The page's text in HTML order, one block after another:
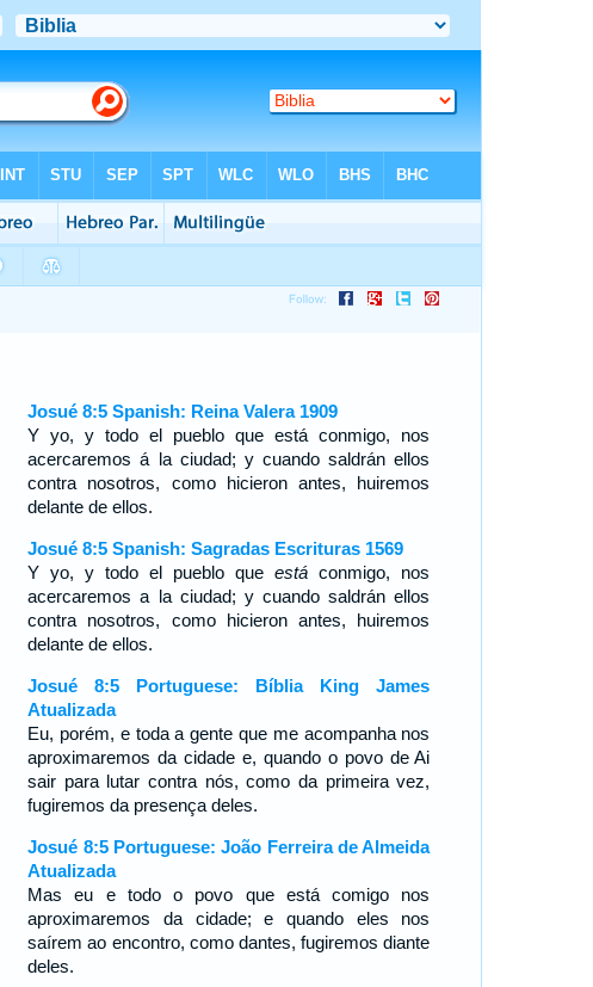
Josué 8:5 Spanish: Reina Valera 1909
Y yo, y todo el pueblo que está conmigo, nos
acercaremos á la ciudad; y cuando saldrán ellos
contra nosotros, como hicieron antes, huiremos
delante de ellos.
Josué 8:5 Spanish: Sagradas Escrituras 1569
Y yo, y todo el pueblo queestá conmigo, nos
acercaremos a la ciudad; y cuando saldrán ellos
contra nosotros, como hicieron antes, huiremos
delante de ellos.
Josué 8:5 Portuguese: Bíblia King James
Atualizada
Eu, porém, e toda a gente que me acompanha nos
aproximaremos da cidade e, quando o povo de Ai
sair para lutar contra nós, como da primeira vez,
fugiremos da presença deles.
Josué 8:5 Portuguese: João Ferreira de Almeida
Atualizada
Mas eu e todo o povo que está comigo nos
aproximaremos da cidade; e quando eles nos
saírem ao encontro, como dantes, fugiremos diante
deles.